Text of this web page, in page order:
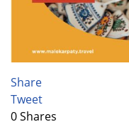
Share
Tweet
0Shares